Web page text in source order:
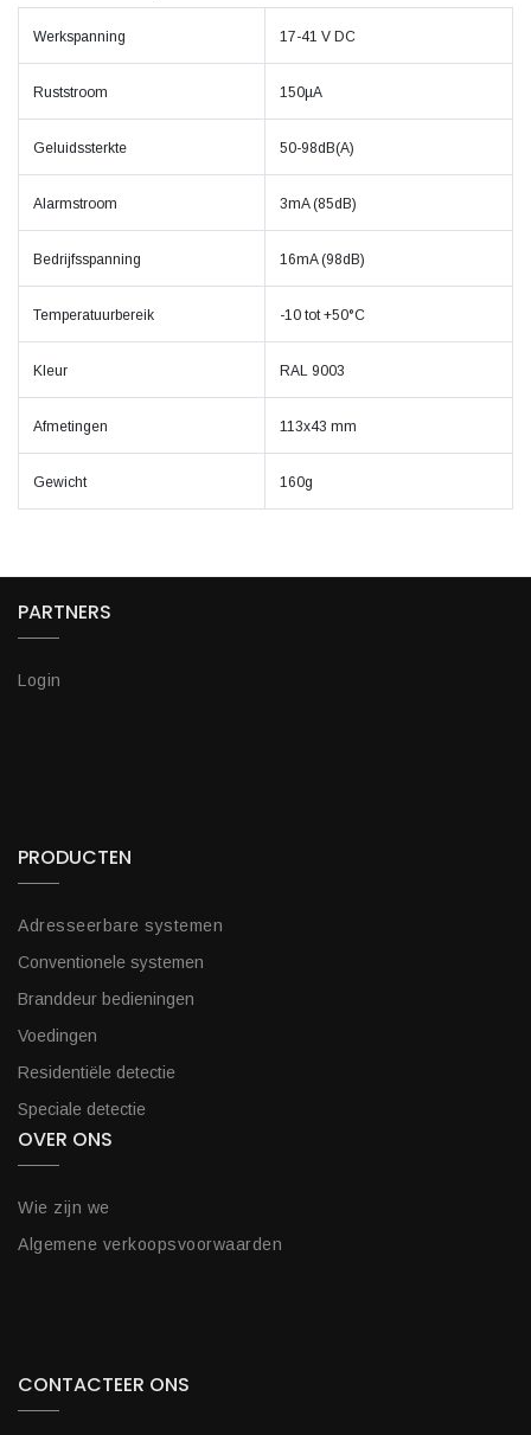
Werkspanning 17-41 V DC
Ruststroom 150µA
Geluidssterkte 50-98dB(A)
Alarmstroom 3mA (85dB)
Bedrijfsspanning 16mA (98dB)
Temperatuurbereik -10 tot +50°C
Kleur RAL 9003
Afmetingen 113x43 mm
Gewicht 160g
PARTNERS
Login
PRODUCTEN
Adresseerbare systemen
Conventionele systemen
Branddeur bedieningen
Voedingen
Residentiële detectie
Speciale detectie
OVER ONS
Wie zijn we
Algemene verkoopsvoorwaarden
CONTACTEER ONS